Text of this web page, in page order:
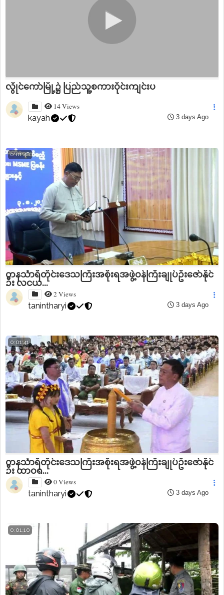
လွိုင်ကော်မြို့၌ ပြည်သူ့စကားဝိုင်းကျင်းပ
14 Views
kayah 3 days Ago
0:01:48
တနင်္သာရီတိုင်းဒေသကြီးအစိုးရအဖွဲ့ဝန်ကြီးချုပ်ဦးဇော်နိုင်
ဦး လူငယ...
2 Views
tanintharyi 3 days Ago
0:01:41
တနင်္သာရီတိုင်းဒေသကြီးအစိုးရအဖွဲ့ဝန်ကြီးချုပ်ဦးဇော်နိုင်
ဦး ထာဝရ...
0 Views
tanintharyi 3 days Ago
0:01:10